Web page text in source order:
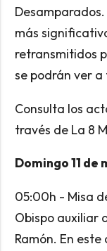
más
retransmitidos
se podrán ver
Consulta los
través de La 8
Domingo 11 de
05:00h - Misa
Obispo auxiliar
Ramón. En